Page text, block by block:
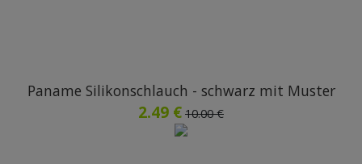
Paname Silikonschlauch - schwarz mit Muster
2.49 € 10.00 €